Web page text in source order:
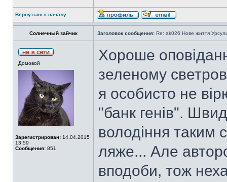
Вернуться к началу
Солнечный зайчик Заголовок сообщения: Re: ak026 Нове життя
Домовой
Зарегистрирован: 14.04.2015
13:59
Сообщения: 851
Хороше
зеленому
я особисто не
"банк генів".
володіння таким
ляже... Але
вподоби, тож